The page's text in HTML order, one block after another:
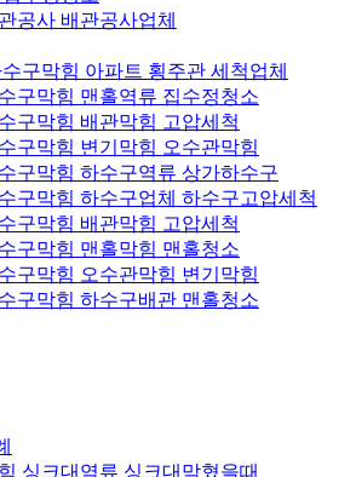
공사 배관공사업체
구막힘 아파트 횡주관 세척업체
구막힘 맨홀역류 집수정청소
구막힘 배관막힘 고압세척
구막힘 변기막힘 오수관막힘
구막힘 하수구역류 상가하수구
구막힘 하수구업체 하수구고압세척
구막힘 배관막힘 고압세척
구막힘 맨홀막힘 맨홀청소
구막힘 오수관막힘 변기막힘
구막힘 하수구배관 맨홀청소
싱크대역류 싱크대막혔을때